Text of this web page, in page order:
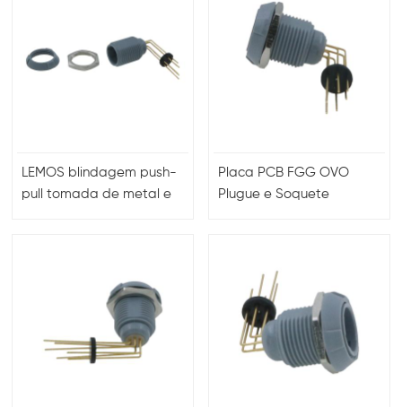
LEMOS blindagem push-
pull tomada de metal e
Placa PCB FGG OVO
Plugue e Soquete